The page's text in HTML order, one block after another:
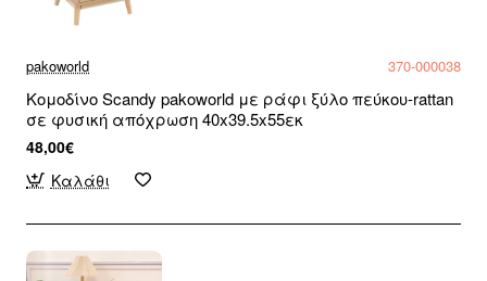
pakoworld 370-000038
Κομοδίνο Scandy pakoworld με ράφι ξύλο πεύκου-rattan
σε φυσική απόχρωση 40x39.5x55εκ
48,00€
Καλάθι